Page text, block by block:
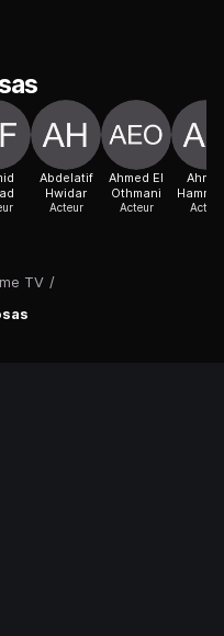
TV /
Abdelatif
Hwidar
Acteur
Ahmed El
Othmani
Acteur Acteur